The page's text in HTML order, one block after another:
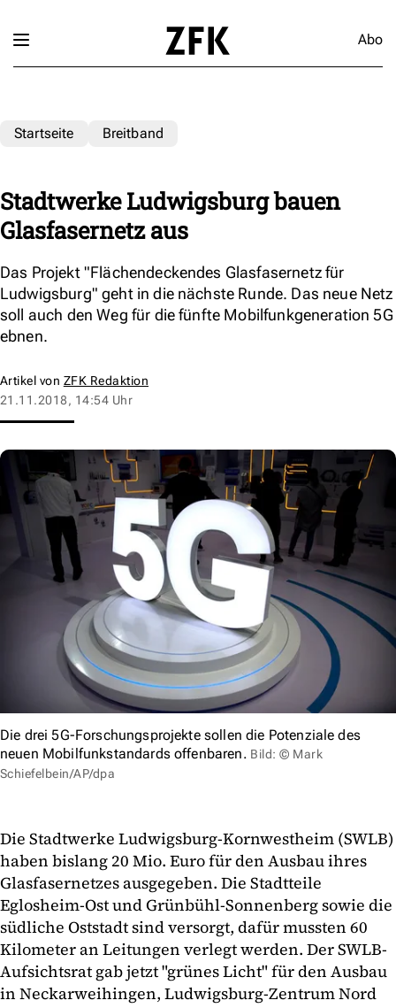
Abo
Startseite Breitband
Stadtwerke Ludwigsburg bauen
Glasfasernetz aus
Das Projekt "Flächendeckendes Glasfasernetz für
Ludwigsburg" geht in die nächste Runde. Das neue Netz
soll auch den Weg für die fünfte Mobilfunkgeneration 5G
ebnen.
Artikel von ZFK Redaktion
21.11.2018, 14:54 Uhr
Die drei 5G-Forschungsprojekte sollen die Potenziale des
neuen Mobilfunkstandards offenbaren. Bild: © Mark
Schiefelbein/AP/dpa
Die Stadtwerke Ludwigsburg-Kornwestheim (SWLB)
haben bislang 20 Mio. Euro für den Ausbau ihres
Glasfasernetzes ausgegeben. Die Stadtteile
Eglosheim-Ost und Grünbühl-Sonnenberg sowie die
südliche Oststadt sind versorgt, dafür mussten 60
Kilometer an Leitungen verlegt werden. Der SWLB-
Aufsichtsrat gab jetzt "grünes Licht" für den Ausbau
in Neckarweihingen, Ludwigsburg-Zentrum Nord